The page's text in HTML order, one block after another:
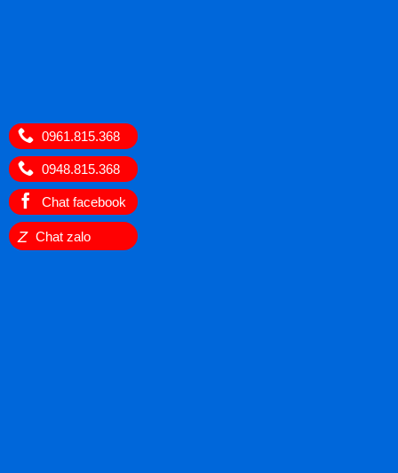
0961.815.368
0948.815.368
Chat facebook
Z Chat zalo